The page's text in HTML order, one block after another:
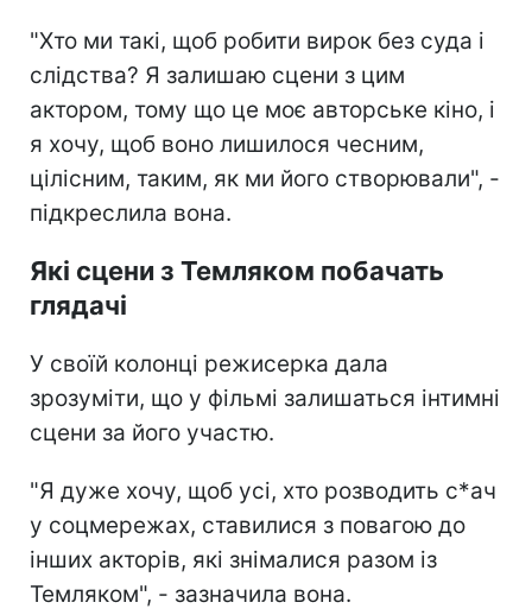
"Хто ми такі, щоб робити вирок без суда і
слідства? Я залишаю сцени з цим
актором, тому що це моє авторське кіно, і
я хочу, щоб воно лишилося чесним,
цілісним, таким, як ми його створювали", -
підкреслила вона.
Які сцени з Темляком побачать
глядачі
У своїй колонці режисерка дала
зрозуміти, що у фільмі залишаться інтимні
сцени за його участю.
"Я дуже хочу, щоб усі, хто розводить с*ач
у соцмережах, ставилися з повагою до
інших акторів, які знімалися разом із
Темляком", - зазначила вона.